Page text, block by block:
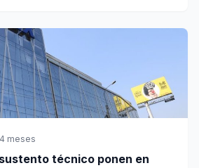
meses
técnico ponen en